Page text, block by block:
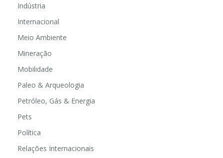
Indústria
Internacional
Meio Ambiente
Mineração
Mobilidade
Paleo & Arqueologia
Petróleo, Gás & Energia
Pets
Política
Relações Internacionais